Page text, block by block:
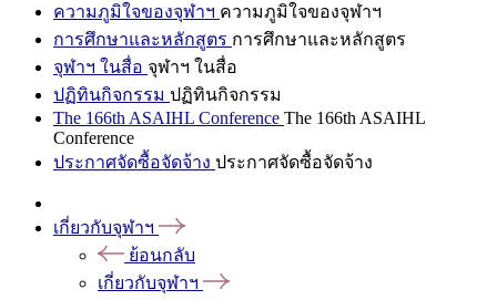
ความภูมิใจของจุฬาฯ ความภูมิใจของจุฬาฯ
การศึกษาและหลักสูตร การศึกษาและหลักสูตร
จุฬาฯ ในสื่อ จุฬาฯ ในสื่อ
ปฏิทินกิจกรรม ปฏิทินกิจกรรม
The 166th ASAIHL Conference The 166th ASAIHL
Conference
ประกาศจัดซื้อจัดจ้าง ประกาศจัดซื้อจัดจ้าง
เกี่ยวกับจุฬาฯ
ย้อนกลับ
เกี่ยวกับจุฬาฯ